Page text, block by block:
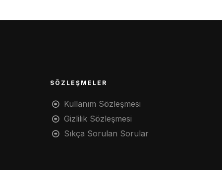
SÖZLEŞMELER
Kullanım Sözleşmesi
Gizlilik Sözleşmesi
Sıkça Sorulan Sorular